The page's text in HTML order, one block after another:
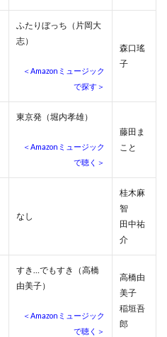
ふたりぼっち（片岡大
志）
＜Amazonミュージック
で探す＞
森口瑤
子
東京発（堀内孝雄）
＜Amazonミュージック
で聴く＞
藤田ま
こと
なし
桂木麻
智
田中祐
介
すき…でもすき（高橋
由美子）
＜Amazonミュージック
で聴く＞
高橋由
美子
稲垣吾
郎